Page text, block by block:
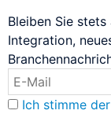
Bleiben Sie
Integration,
Ich stimme